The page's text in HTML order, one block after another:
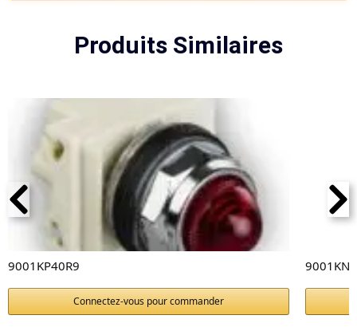
Produits Similaires
9001KP40R9
Connectez-vous pour commander